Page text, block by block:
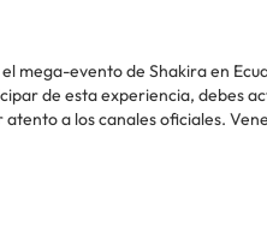
mega-evento de Shakira en
de esta experiencia, debes
a los canales oficiales.